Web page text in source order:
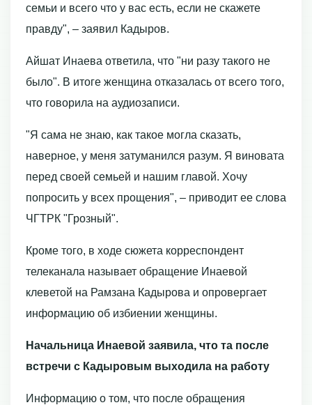
семьи и всего что у вас есть, если не скажете
правду", – заявил Кадыров.
Айшат Инаева ответила, что "ни разу такого не
было". В итоге женщина отказалась от всего того,
что говорила на аудиозаписи.
"Я сама не знаю, как такое могла сказать,
наверное, у меня затуманился разум. Я виновата
перед своей семьей и нашим главой. Хочу
попросить у всех прощения", – приводит ее слова
ЧГТРК "Грозный".
Кроме того, в ходе сюжета корреспондент
телеканала называет обращение Инаевой
клеветой на Рамзана Кадырова и опровергает
информацию об избиении женщины.
Начальница Инаевой заявила, что та после
встречи с Кадыровым выходила на работу
Информацию о том, что после обращения